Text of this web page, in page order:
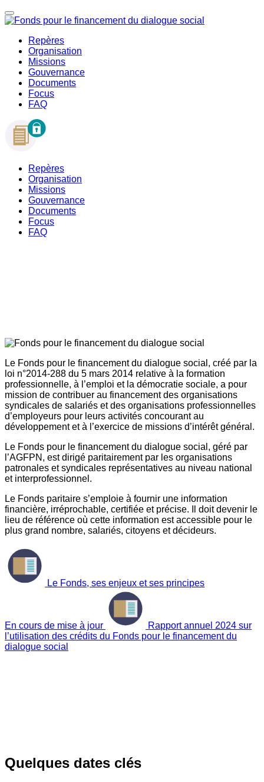
Repères
Organisation
Missions
Gouvernance
Documents
Focus
FAQ
Repères
Organisation
Missions
Gouvernance
Documents
Focus
FAQ
Le Fonds pour le financement du dialogue social, créé par la
loi n°2014-288 du 5 mars 2014 relative à la formation
professionnelle, à l’emploi et la démocratie sociale, a pour
mission de contribuer au financement des organisations
syndicales de salariés et des organisations professionnelles
d’employeurs pour leurs activités concourant au
développement et à l’exercice de missions d’intérêt général.
Le Fonds pour le financement du dialogue social, géré par
l’AGFPN, est dirigé paritairement par les organisations
patronales et syndicales représentatives au niveau national
et interprofessionnel.
Le Fonds paritaire s’emploie à fournir une information
financière, irréprochable, certifiée et précise. Il doit devenir le
lieu de référence où cette information est accessible pour le
plus grand nombre, salariés, citoyens et décideurs.
Le Fonds, ses enjeux et ses principes
En cours de mise à jour
Rapport annuel 2024 sur
l’utilisation des crédits du Fonds pour le financement du
dialogue social
Quelques dates clés